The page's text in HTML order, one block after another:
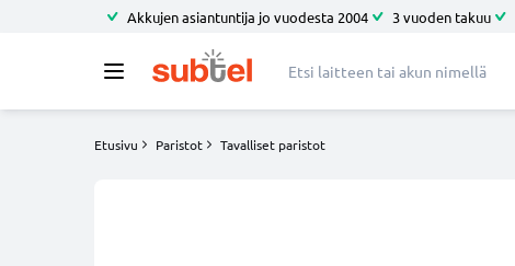
Akkujen asiantuntija jo vuodesta 2004 3 vuoden takuu
Etusivu Paristot Tavalliset paristot